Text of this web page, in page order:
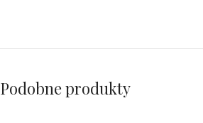
Podobne produkty